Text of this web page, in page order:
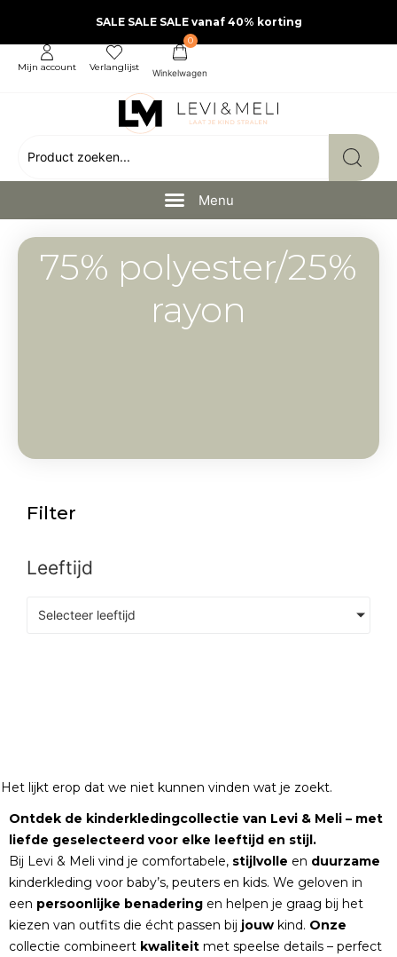
SALE SALE SALE vanaf 40% korting
Mijn account Verlanglijst
0
75% polyester/25%
rayon
Filter
Leeftijd
Selecteer leeftijd
Het lijkt erop dat we niet kunnen vinden wat je zoekt.
Ontdek de kinderkledingcollectie van Levi & Meli – met
liefde geselecteerd voor elke leeftijd en stijl.
Bij Levi & Meli vind je comfortabele, stijlvolle en duurzame
kinderkleding voor baby’s, peuters en kids. We geloven in
een persoonlijke benadering en helpen je graag bij het
kiezen van outfits die écht passen bij jouw kind. Onze
collectie combineert kwaliteit met speelse details – perfect